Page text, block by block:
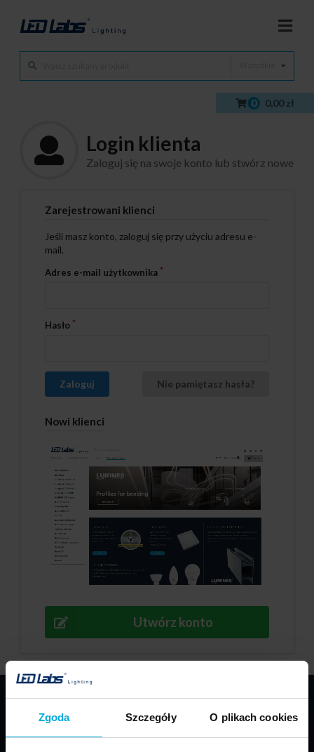
Zgoda Szczegóły O plikach cookies
0 0,00 zł
Login klienta
Zaloguj się na swoje konto lub stwórz nowe
Zarejestrowani klienci
Jeśli masz konto, zaloguj się przy użyciu adresu e-
mail.
Adres e-mail użytkownika
Hasło
Zaloguj Nie pamiętasz hasła?
Nowi klienci
Utwórz konto